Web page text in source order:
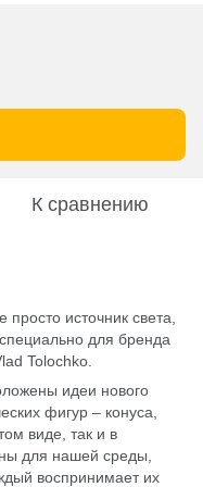
К сравнению
источник света,
для бренда
Tolochko.
идеи нового
фигур – конуса,
виде, так и в
для нашей среды,
воспринимает их